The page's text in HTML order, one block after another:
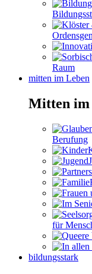
Raum
mitten im Leben
Mitten im
Berufung
für
bildungsstark